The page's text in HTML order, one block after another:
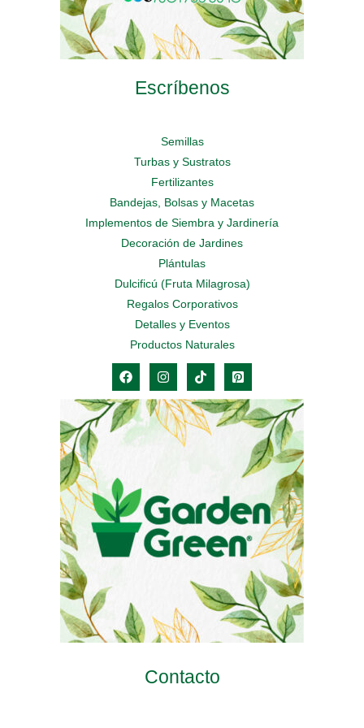
Escríbenos
Semillas
Turbas y Sustratos
Fertilizantes
Bandejas, Bolsas y Macetas
Implementos de Siembra y Jardinería
Decoración de Jardines
Plántulas
Dulcificú (Fruta Milagrosa)
Regalos Corporativos
Detalles y Eventos
Productos Naturales
Contacto